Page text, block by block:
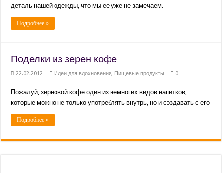
деталь нашей одежды, что мы ее уже не замечаем.
Подробнее »
Поделки из зерен кофе
22.02.2012 Идеи для вдохновения, Пищевые продукты 0
Пожалуй, зерновой кофе один из немногих видов напитков,
которые можно не только употреблять внутрь, но и создавать с его
Подробнее »